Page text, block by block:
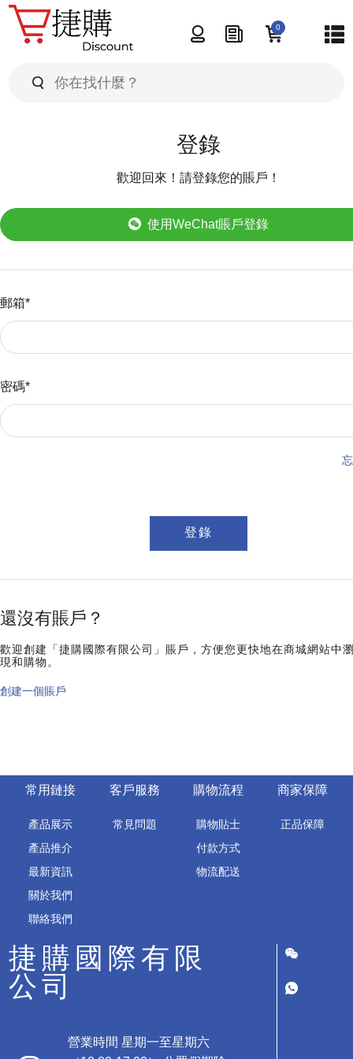
產品展示
最新資訊
0
登錄
歡迎回來！請登錄您的賬戶！
使用WeChat賬戶登錄
郵箱*
密碼*
還沒有賬戶？
歡迎創建「捷購國際有限公司」賬戶，方便您更快地在商城網站中
現和購物。
創建一個賬戶
常用鏈接
產品展示
產品推介
最新資訊
關於我們
聯絡我們
客戶服務
常見問題
購物流程
購物貼士
付款方式
物流配送
商家保障
正品保障
捷購國際有限
公司
營業時間 星期一至星期六